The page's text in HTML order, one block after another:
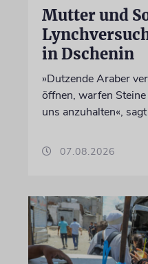
Mutter und
in Dschenin
»Dutzende Araber
öffnen, warfen
uns anzuhalten«,
07.08.2026